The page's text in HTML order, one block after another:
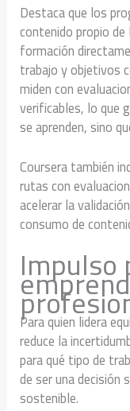
Destaca que los
contenido propio
formación
trabajo y objetivos
miden con
verificables, lo que
se aprenden, sino
Coursera también
rutas con
acelerar la
consumo de
Impulso
Para quien lidera
reduce la
para qué tipo de
de ser una
sostenible.